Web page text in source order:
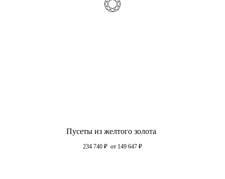
Пусеты из желтого золота
234 740 ₽ от 149 647 ₽